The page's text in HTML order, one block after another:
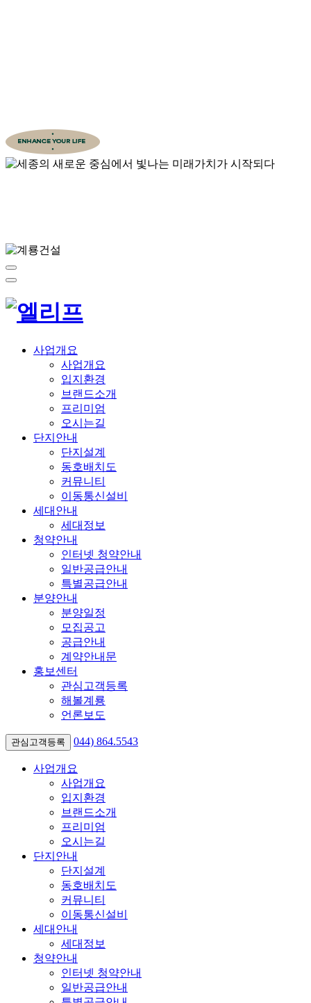
사업개요
사업개요
입지환경
브랜드소개
프리미엄
오시는길
단지안내
단지설계
동호배치도
커뮤니티
이동통신설비
세대안내
세대정보
청약안내
인터넷 청약안내
일반공급안내
특별공급안내
분양안내
분양일정
모집공고
공급안내
계약안내문
홍보센터
관심고객등록
해볼계룡
언론보도
관심고객등록 044) 864.5543
사업개요
사업개요
입지환경
브랜드소개
프리미엄
오시는길
단지안내
단지설계
동호배치도
커뮤니티
이동통신설비
세대안내
세대정보
청약안내
인터넷 청약안내
일반공급안내